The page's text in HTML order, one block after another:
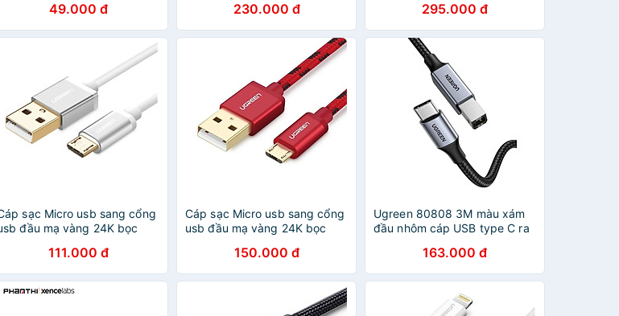
Hàng chính hãng
49.000 đ
trợ sạc nhanh Us300 - HÀNG
CHÍNH HÃNG
230.000 đ
hàng chính hãng
295.000 đ
sạc Micro usb sang cổng
đầu mạ vàng 24K bọc
UGREEN USB30656Us134
chính hãng
111.000 đ
Cáp sạc Micro usb sang cổng
usb đầu mạ vàng 24K bọc
USB40458Us246 Hàng chính
hãng
150.000 đ
Ugreen 80808 3M màu xám
đầu nhôm cáp USB type C ra
Hàng chính Hãng
163.000 đ